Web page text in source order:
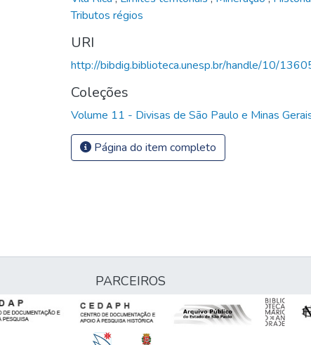
Tributos régios
URI
http://bibdig.biblioteca.unesp.br/handle/10/
Coleções
Volume 11 - Divisas de São Paulo e Minas
Página do item completo
PARCEIROS